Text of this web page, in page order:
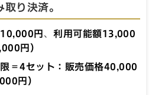
り決済。
10,000円、利用可能額13,000
円）
＝4セット：販売価格40,000
円）